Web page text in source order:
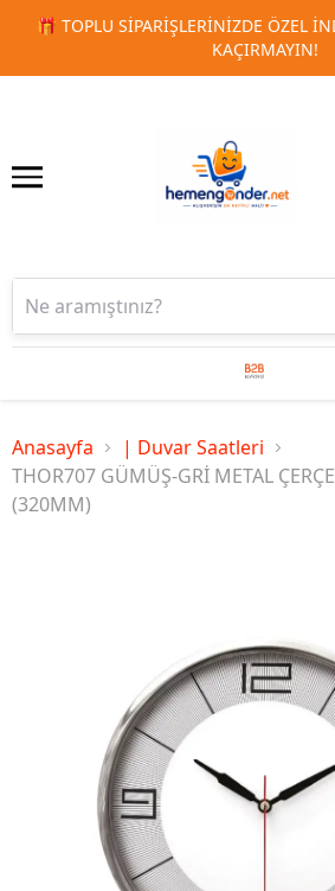
🚀 KURUMSAL
1 2
Anasayfa
| Duvar Saatleri
THOR707 GÜMÜŞ-GRİ METAL
(320MM)